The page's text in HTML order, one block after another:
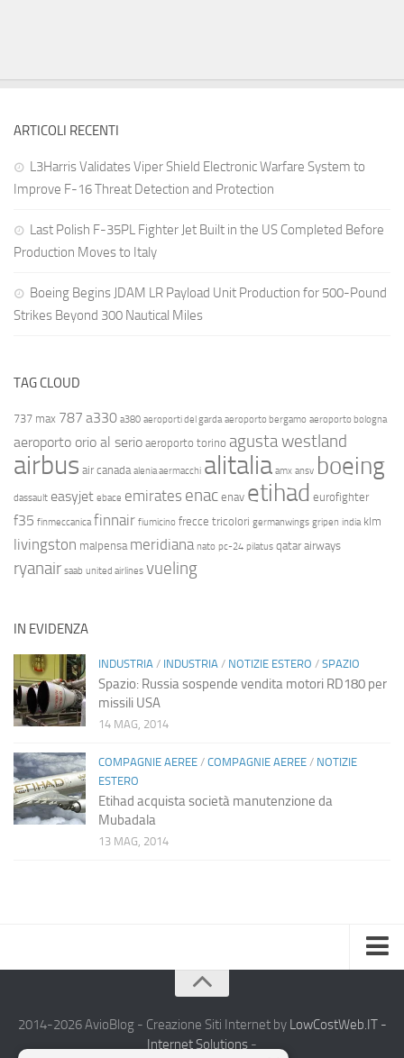
ARTICOLI RECENTI
L3Harris Validates Viper Shield Electronic Warfare System to
Improve F-16 Threat Detection and Protection
Last Polish F-35PL Fighter Jet Built in the US Completed Before
Production Moves to Italy
Boeing Begins JDAM LR Payload Unit Production for 500-Pound
Strikes Beyond 300 Nautical Miles
TAG CLOUD
737 max 787 a330 a380 aeroporti del garda aeroporto bergamo aeroporto bologna
aeroporto orio al serio aeroporto torino agusta westland
airbus air canada alenia aermacchi alitalia amx ansv boeing
dassault easyjet ebace emirates enac enav etihad eurofighter
f35 finmeccanica finnair fiumicino frecce tricolori germanwings gripen india klm
livingston malpensa meridiana nato pc-24 pilatus qatar airways
ryanair saab united airlines vueling
IN EVIDENZA
INDUSTRIA / INDUSTRIA / NOTIZIE ESTERO / SPAZIO
Spazio: Russia sospende vendita motori RD180 per
missili USA
14 MAG, 2014
COMPAGNIE AEREE / COMPAGNIE AEREE / NOTIZIE
ESTERO
Etihad acquista società manutenzione da
Mubadala
13 MAG, 2014
Chi Siamo
Notizie Estero
2014-2026 AvioBlog - Creazione Siti Internet by LowCostWeb.IT -
Internet Solutions -